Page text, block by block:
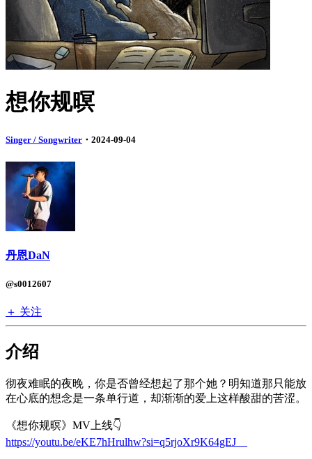
想你规暝
Singer / Songwriter ・2024-09-04
丹恩DaN
@s0012607
＋ 关注
介绍
彻夜难眠的夜晚，你是否曾经想起了那个她？明知道那只能放
在⼼底的想念是⼀条单行道，却渐渐的爱上这样酸甜的苦涩。
《想你规暝》MV上线👇
https://youtu.be/eKE7hHrulhw?si=q5rjoXr9K64gEJ__